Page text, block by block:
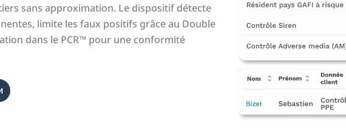
sans approximation. Le dispositif détecte
limite les faux positifs grâce au Double
dans le PCR™ pour une conformité